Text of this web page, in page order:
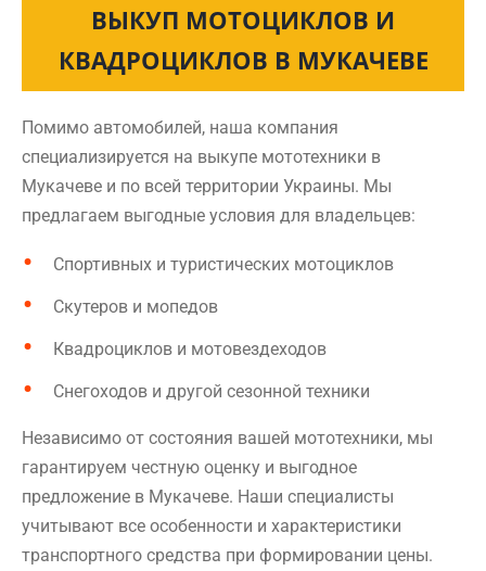
ВЫКУП МОТОЦИКЛОВ И
КВАДРОЦИКЛОВ В МУКАЧЕВЕ
Помимо автомобилей, наша компания
специализируется на выкупе мототехники в
Мукачеве и по всей территории Украины. Мы
предлагаем выгодные условия для владельцев:
Спортивных и туристических мотоциклов
Скутеров и мопедов
Квадроциклов и мотовездеходов
Снегоходов и другой сезонной техники
Независимо от состояния вашей мототехники, мы
гарантируем честную оценку и выгодное
предложение в Мукачеве. Наши специалисты
учитывают все особенности и характеристики
транспортного средства при формировании цены.